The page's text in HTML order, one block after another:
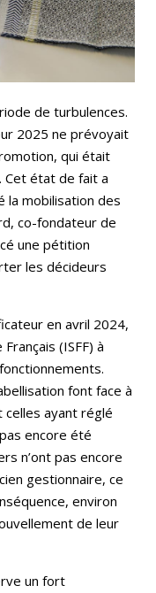
de turbulences.
2025 ne prévoyait
qui était
Cet état de fait a
la mobilisation des
co-fondateur de
une pétition
les décideurs
en avril 2024,
(ISFF) à
font face à
ayant réglé
encore été
n’ont pas encore
gestionnaire, ce
environ
de leur
un fort